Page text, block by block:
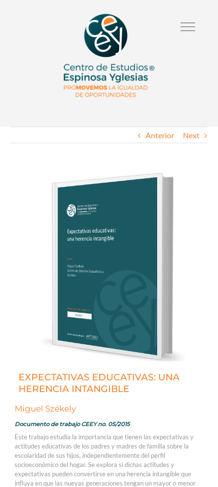
Anterior Next
EXPECTATIVAS EDUCATIVAS: UNA
HERENCIA INTANGIBLE
Miguel Székely
Documento de trabajo CEEY no. 05/2015
Este trabajo estudia la importancia que tienen las expectativas y
actitudes educativas de los padres y madres de familia sobre la
escolaridad de sus hijos, independientemente del perfil
socioeconómico del hogar. Se explora si dichas actitudes y
expectativas pueden convertirse en una herencia intangible que
influya en que las nuevas generaciones tengan un mayor o menor